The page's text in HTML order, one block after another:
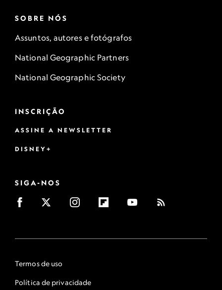
SOBRE NÓS
Assuntos, autores e fotógrafos
National Geographic Partners
National Geographic Society
INSCRIÇÃO
ASSINE A NEWSLETTER
DISNEY+
SIGA-NOS
Termos de uso
Política de privacidade